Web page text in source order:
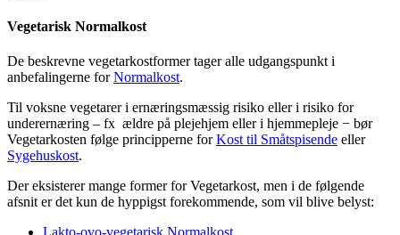
Vegetarisk Normalkost
De beskrevne vegetarkostformer tager alle udgangspunkt i
anbefalingerne forNormalkost.
Til voksne vegetarer i ernæringsmæssig risiko eller i risiko for
underernæring – fx ældre på plejehjem eller i hjemmepleje − bør
Vegetarkosten følge principperne forKost til Småtspisende eller
Sygehuskost.
Der eksisterer mange former for Vegetarkost, men i de følgende
afsnit er det kun de hyppigst forekommende, som vil blive belyst: